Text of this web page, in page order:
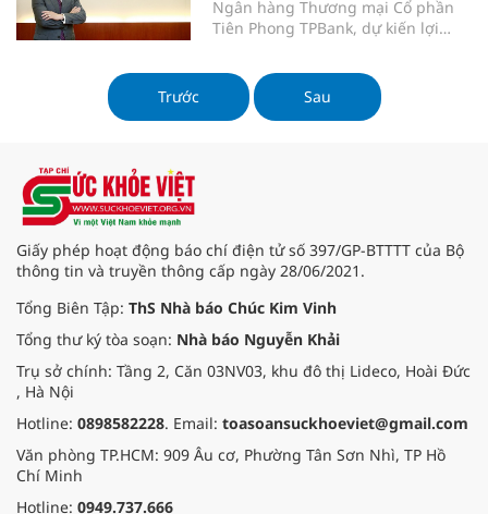
Ngân hàng Thương mại Cổ phần
Tiên Phong TPBank, dự kiến lợi
của ngân hàng sẽ tăng 15%.
Trước
Sau
Giấy phép hoạt động báo chí điện tử số 397/GP-BTTTT của Bộ
thông tin và truyền thông cấp ngày 28/06/2021.
Tổng Biên Tập: ThS Nhà báo Chúc Kim Vinh
Tổng thư ký tòa soạn: Nhà báo Nguyễn Khải
Trụ sở chính: Tầng 2, Căn 03NV03, khu đô thị Lideco, Hoài Đức
, Hà Nội
Hotline: 0898582228. Email: toasoansuckhoeviet@gmail.com
Văn phòng TP.HCM: 909 Âu cơ, Phường Tân Sơn Nhì, TP Hồ
Chí Minh
Hotline: 0949.737.666